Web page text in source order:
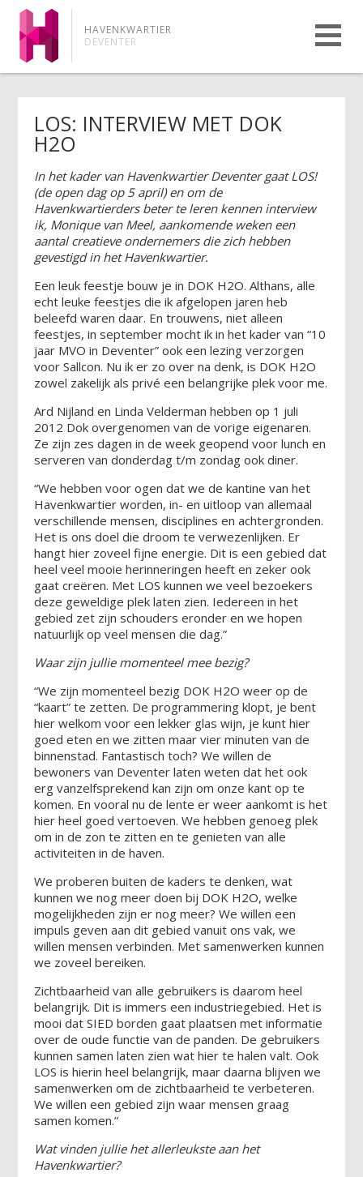
HAVENKWARTIER
DEVENTER
LOS: INTERVIEW MET DOK
H2O
In het kader van Havenkwartier Deventer gaat LOS!
(de open dag op 5 april) en om de
Havenkwartierders beter te leren kennen interview
ik, Monique van Meel, aankomende weken een
aantal creatieve ondernemers die zich hebben
gevestigd in het Havenkwartier.
Een leuk feestje bouw je in DOK H2O. Althans, alle
echt leuke feestjes die ik afgelopen jaren heb
beleefd waren daar. En trouwens, niet alleen
feestjes, in september mocht ik in het kader van “10
jaar MVO in Deventer” ook een lezing verzorgen
voor Sallcon. Nu ik er zo over na denk, is DOK H2O
zowel zakelijk als privé een belangrijke plek voor me.
Ard Nijland en Linda Velderman hebben op 1 juli
2012 Dok overgenomen van de vorige eigenaren.
Ze zijn zes dagen in de week geopend voor lunch en
serveren van donderdag t/m zondag ook diner.
“We hebben voor ogen dat we de kantine van het
Havenkwartier worden, in- en uitloop van allemaal
verschillende mensen, disciplines en achtergronden.
Het is ons doel die droom te verwezenlijken. Er
hangt hier zoveel fijne energie. Dit is een gebied dat
heel veel mooie herinneringen heeft en zeker ook
gaat creëren. Met LOS kunnen we veel bezoekers
deze geweldige plek laten zien. Iedereen in het
gebied zet zijn schouders eronder en we hopen
natuurlijk op veel mensen die dag.”
Waar zijn jullie momenteel mee bezig?
“We zijn momenteel bezig DOK H2O weer op de
“kaart” te zetten. De programmering klopt, je bent
hier welkom voor een lekker glas wijn, je kunt hier
goed eten en we zitten maar vier minuten van de
binnenstad. Fantastisch toch? We willen de
bewoners van Deventer laten weten dat het ook
erg vanzelfsprekend kan zijn om onze kant op te
komen. En vooral nu de lente er weer aankomt is het
hier heel goed vertoeven. We hebben genoeg plek
om in de zon te zitten en te genieten van alle
activiteiten in de haven.
We proberen buiten de kaders te denken, wat
kunnen we nog meer doen bij DOK H2O, welke
mogelijkheden zijn er nog meer? We willen een
impuls geven aan dit gebied vanuit ons vak, we
willen mensen verbinden. Met samenwerken kunnen
we zoveel bereiken.
Zichtbaarheid van alle gebruikers is daarom heel
belangrijk. Dit is immers een industriegebied. Het is
mooi dat SIED borden gaat plaatsen met informatie
over de oude functie van de panden. De gebruikers
kunnen samen laten zien wat hier te halen valt. Ook
LOS is hierin heel belangrijk, maar daarna blijven we
samenwerken om de zichtbaarheid te verbeteren.
We willen een gebied zijn waar mensen graag
samen komen.”
Wat vinden jullie het allerleukste aan het
Havenkwartier?